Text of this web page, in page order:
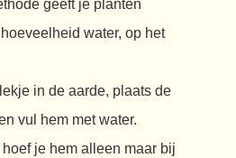
geeft je planten
water, op het
in de aarde, plaats de
vul hem met water.
je hem alleen maar bij